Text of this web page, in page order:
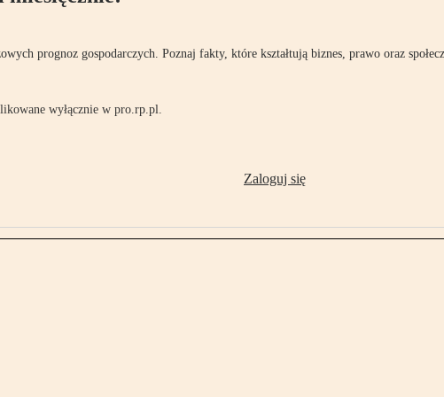
prognoz gospodarczych. Poznaj fakty, które kształtują biznes, prawo oraz
wyłącznie w pro.rp.pl.
Zaloguj się